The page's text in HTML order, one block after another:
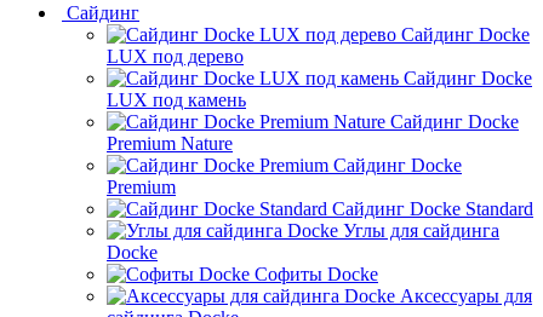
Сайдинг
Сайдинг Docke
LUX под дерево
Сайдинг Docke
LUX под камень
Сайдинг Docke
Premium Nature
Сайдинг Docke
Premium
Сайдинг Docke Standard
Углы для сайдинга
Docke
Софиты Docke
Аксессуары для